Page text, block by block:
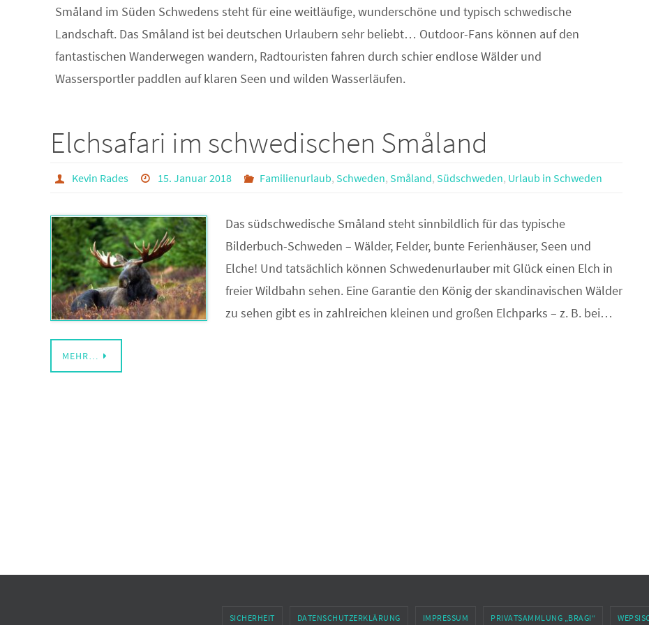
Småland im Süden Schwedens steht für eine weitläufige, wunderschöne und typisch schwedische
Landschaft. Das Småland ist bei deutschen Urlaubern sehr beliebt… Outdoor-Fans können auf den
fantastischen Wanderwegen wandern, Radtouristen fahren durch schier endlose Wälder und
Wassersportler paddlen auf klaren Seen und wilden Wasserläufen.
Elchsafari im schwedischen Småland
Kevin Rades 15. Januar 2018 Familienurlaub, Schweden, Småland, Südschweden, Urlaub in Schweden
Das südschwedische Småland steht sinnbildlich für das typische
Bilderbuch-Schweden – Wälder, Felder, bunte Ferienhäuser, Seen und
Elche! Und tatsächlich können Schwedenurlauber mit Glück einen Elch in
freier Wildbahn sehen. Eine Garantie den König der skandinavischen Wälder
zu sehen gibt es in zahlreichen kleinen und großen Elchparks – z. B. bei…
MEHR…
SICHERHEIT DATENSCHUTZERKLÄRUNG IMPRESSUM PRIVATSAMMLUNG „BRAGI“